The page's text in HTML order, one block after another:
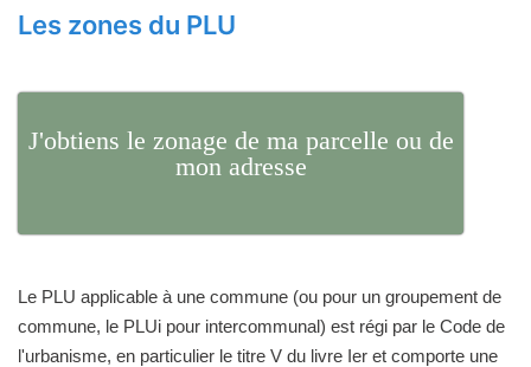
Les zones du PLU
J'obtiens le zonage de ma parcelle ou de
mon adresse
Le PLU applicable à une commune (ou pour un groupement de
commune, le PLUi pour intercommunal) est régi par le Code de
l'urbanisme, en particulier le titre V du livre Ier et comporte une